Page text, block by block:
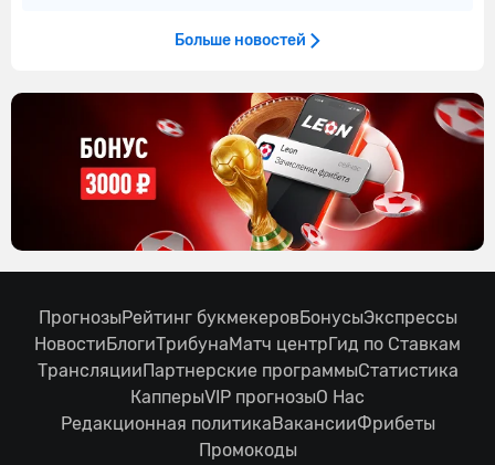
Больше новостей
ПрогнозыРейтинг букмекеровБонусыЭкспрессы
НовостиБлогиТрибунаМатч центрГид по Ставкам
ТрансляцииПартнерские программыСтатистика
КапперыVIP прогнозыО Нас
Редакционная политикаВакансииФрибеты
Промокоды